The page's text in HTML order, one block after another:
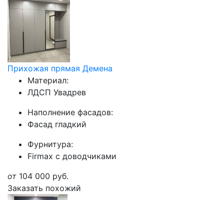
Прихожая прямая Демена
Материал:
ЛДСП Увадрев
Наполнение фасадов:
Фасад гладкий
Фурнитура:
Firmax с доводчиками
от 104 000 руб.
Заказать похожий